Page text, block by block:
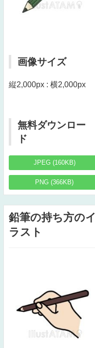
画像サイズ
縦2,000px : 横2,000px
無料ダウンロー
ド
JPEG (160KB)
PNG (366KB)
鉛筆の持ち方のイ
ラスト